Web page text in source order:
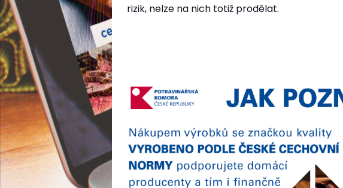
rizik, nelze na nich totiž prodělat.